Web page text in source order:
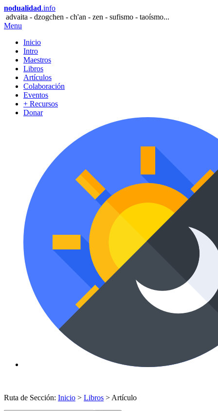
nodualidad.info
advaita - dzogchen - ch'an - zen - sufismo - taoísmo...
Menu
Inicio
Intro
Maestros
Libros
Artículos
Colaboración
Eventos
+ Recursos
Donar
Ruta de Sección: Inicio > Libros > Artículo